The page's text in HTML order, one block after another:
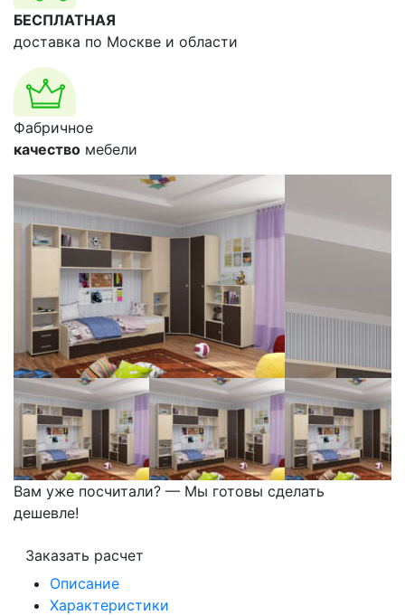
БЕСПЛАТНАЯ
доставка по Москве и области
Фабричное
качество мебели
Вам уже посчитали? — Мы готовы сделать
дешевле!
Заказать расчет
Описание
Характеристики